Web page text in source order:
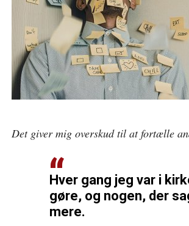
Det giver mig overskud til at fortælle
Hver gang jeg var i
gøre, og nogen, der
mere.